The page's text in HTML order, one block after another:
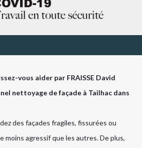
vous aider par FRAISSE David
nettoyage de façade à Tailhac dans
des façades fragiles, fissurées ou
moins agressif que les autres. De plus,